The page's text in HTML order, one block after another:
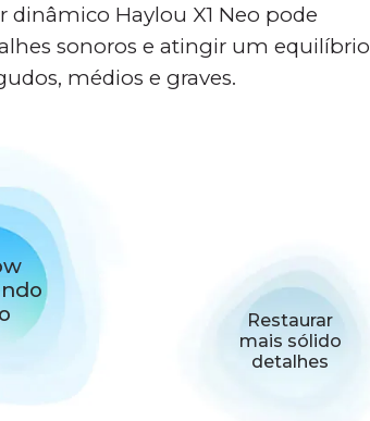
dinâmico Haylou X1 Neo pode
sonoros e atingir um equilíbrio
médios e graves.
Restaurar
mais sólido
detalhes